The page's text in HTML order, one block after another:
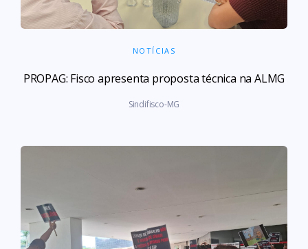
NOTÍCIAS
PROPAG: Fisco apresenta proposta técnica na ALMG
Sindifisco-MG